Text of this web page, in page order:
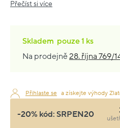
Přečíst si více
Skladem pouze1 ks
Na prodejně28. října 769/
Přihlaste se a získejte výhody
-20% kód: SRPEN20